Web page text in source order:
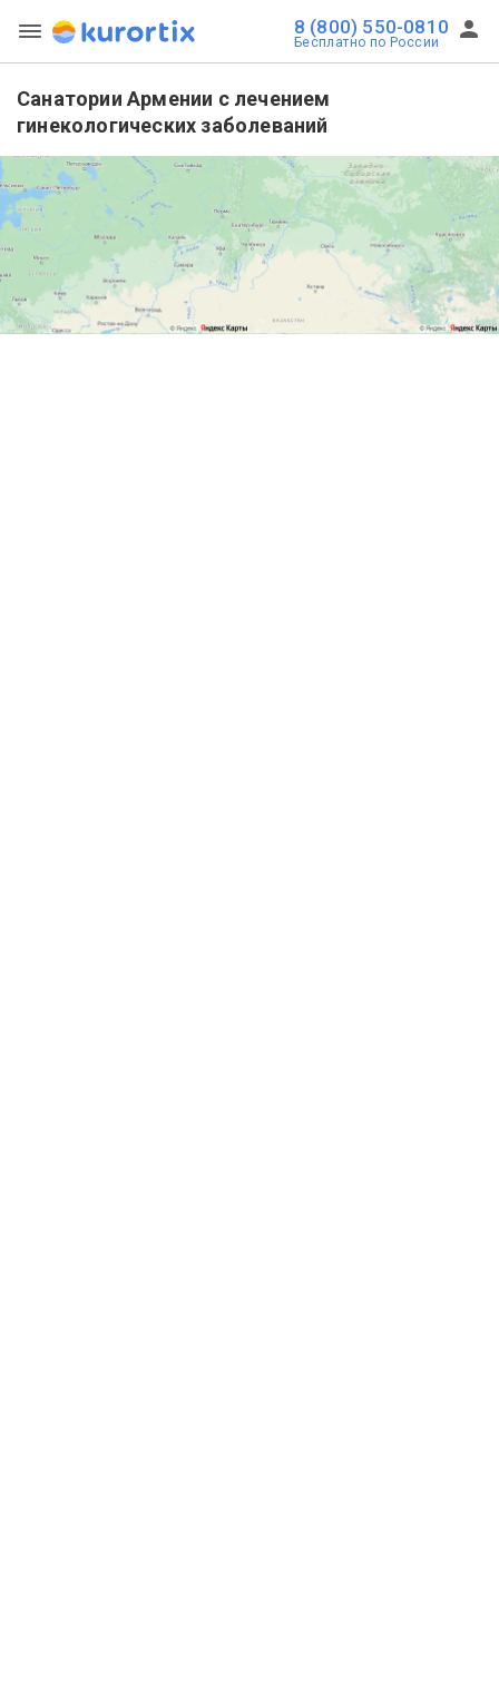
8 (800) 550-0810
Бесплатно по России
Санатории Армении с лечением
гинекологических заболеваний